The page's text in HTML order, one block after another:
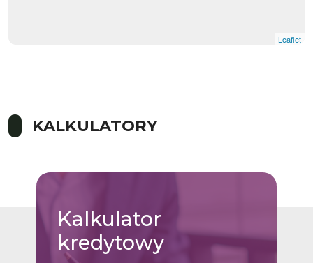
Leaflet
KALKULATORY
Kalkulator
kredytowy